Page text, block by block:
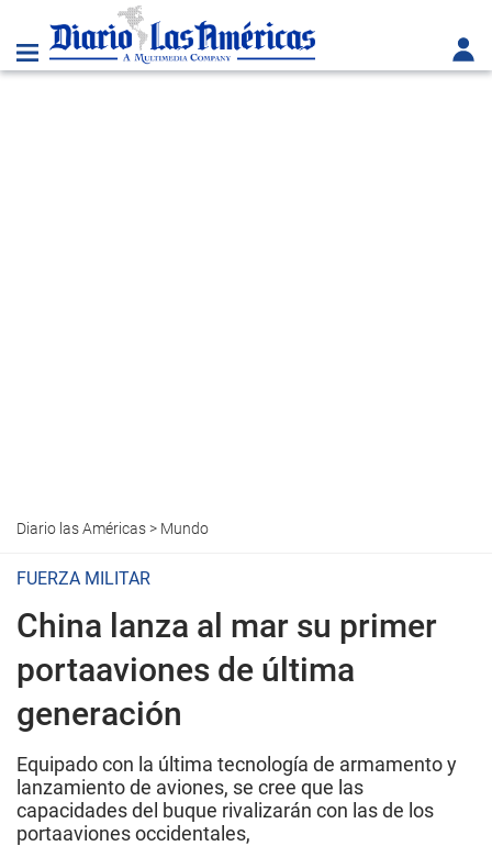
Diario las Américas> Mundo
FUERZA MILITAR
China lanza al mar su primer
portaaviones de última
generación
Equipado con la última tecnología de armamento y
lanzamiento de aviones, se cree que las
capacidades del buque rivalizarán con las de los
portaaviones occidentales,